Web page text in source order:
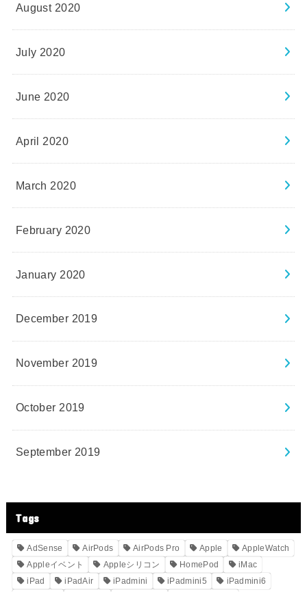
August 2020
July 2020
June 2020
April 2020
March 2020
February 2020
January 2020
December 2019
November 2019
October 2019
September 2019
Tags
AdSense AirPods AirPods Pro Apple
AppleWatch
Appleイベント
Appleシリコン HomePod
iMac
iPad
iPadAir iPadmini iPadmini5
iPadmini6